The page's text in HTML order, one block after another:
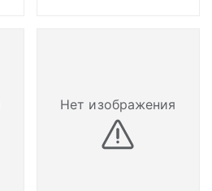
Нет изображения